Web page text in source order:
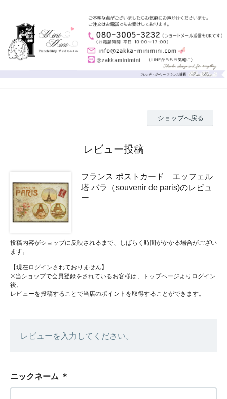
ショップへ戻る
レビュー投稿
フランス ポストカード エッフェル
塔 バラ（souvenir de paris)のレビュ
ー
投稿内容がショップに反映されるまで、しばらく時間がかかる場合がござい
ます。
【現在ログインされておりません】
※当ショップで会員登録をされているお客様は、トップページよりログイン
後、
レビューを投稿することで当店のポイントを取得することができます。
レビューを入力してください。
ニックネーム ＊